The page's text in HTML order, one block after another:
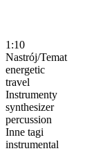
1:10
Nastrój/Temat
energetic
travel
Instrumenty
synthesizer
percussion
Inne tagi
instrumental